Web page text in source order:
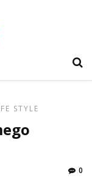
STYLE
0